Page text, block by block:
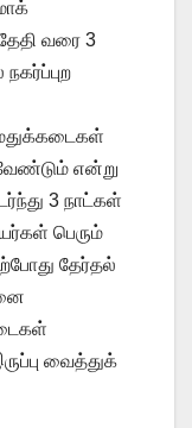
வரை 3
மதுக்கடைகள்
என்று
3 நாட்கள்
பெரும்
தேர்தல்
வைத்துக்